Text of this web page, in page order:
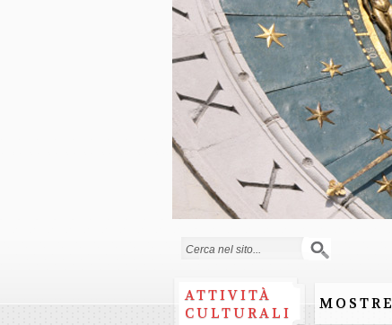
Form di ricerca
ATTIVITÀ
CULTURALI
MOSTRE